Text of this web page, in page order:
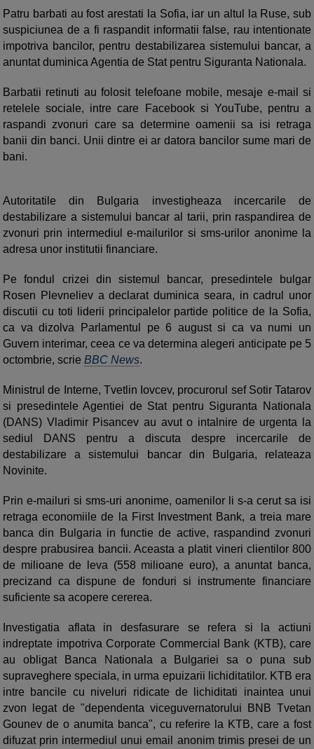
Patru barbati au fost arestati la Sofia, iar un altul la Ruse, sub
suspiciunea de a fi raspandit informatii false, rau intentionate
impotriva bancilor, pentru destabilizarea sistemului bancar, a
anuntat duminica Agentia de Stat pentru Siguranta Nationala.
Barbatii retinuti au folosit telefoane mobile, mesaje e-mail si
retelele sociale, intre care Facebook si YouTube, pentru a
raspandi zvonuri care sa determine oamenii sa isi retraga
banii din banci. Unii dintre ei ar datora bancilor sume mari de
bani.
Autoritatile din Bulgaria investigheaza incercarile de
destabilizare a sistemului bancar al tarii, prin raspandirea de
zvonuri prin intermediul e-mailurilor si sms-urilor anonime la
adresa unor institutii financiare.
Pe fondul crizei din sistemul bancar, presedintele bulgar
Rosen Plevneliev a declarat duminica seara, in cadrul unor
discutii cu toti liderii principalelor partide politice de la Sofia,
ca va dizolva Parlamentul pe 6 august si ca va numi un
Guvern interimar, ceea ce va determina alegeri anticipate pe 5
octombrie, scrie BBC News.
Ministrul de Interne, Tvetlin Iovcev, procurorul sef Sotir Tatarov
si presedintele Agentiei de Stat pentru Siguranta Nationala
(DANS) Vladimir Pisancev au avut o intalnire de urgenta la
sediul DANS pentru a discuta despre incercarile de
destabilizare a sistemului bancar din Bulgaria, relateaza
Novinite.
Prin e-mailuri si sms-uri anonime, oamenilor li s-a cerut sa isi
retraga economiile de la First Investment Bank, a treia mare
banca din Bulgaria in functie de active, raspandind zvonuri
despre prabusirea bancii. Aceasta a platit vineri clientilor 800
de milioane de leva (558 milioane euro), a anuntat banca,
precizand ca dispune de fonduri si instrumente financiare
suficiente sa acopere cererea.
Investigatia aflata in desfasurare se refera si la actiuni
indreptate impotriva Corporate Commercial Bank (KTB), care
au obligat Banca Nationala a Bulgariei sa o puna sub
supraveghere speciala, in urma epuizarii lichiditatilor. KTB era
intre bancile cu niveluri ridicate de lichiditati inaintea unui
zvon legat de "dependenta viceguvernatorului BNB Tvetan
Gounev de o anumita banca", cu referire la KTB, care a fost
difuzat prin intermediul unui email anonim trimis presei de un